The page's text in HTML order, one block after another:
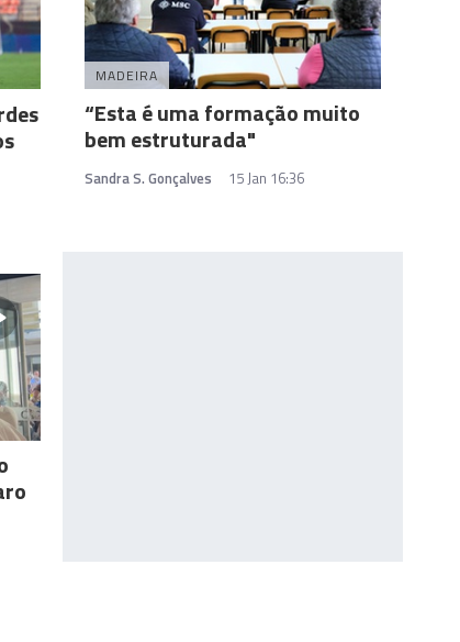
MADEIRA
“Esta é uma formação muito
bem estruturada"
Sandra S. Gonçalves 15 Jan 16:36